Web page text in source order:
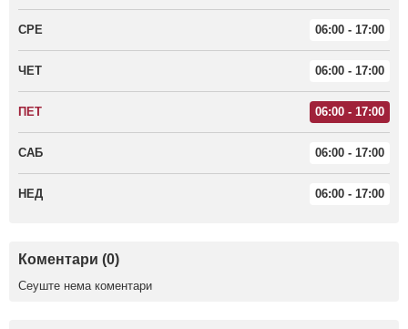
СРЕ 06:00 - 17:00
ЧЕТ 06:00 - 17:00
ПЕТ 06:00 - 17:00
САБ 06:00 - 17:00
НЕД 06:00 - 17:00
Коментари (0)
Сеуште нема коментари